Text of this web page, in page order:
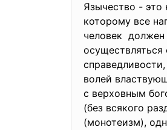
Язычество -
которому все
человек должен
волей
с верховным
(без всякого
(монотеизм),